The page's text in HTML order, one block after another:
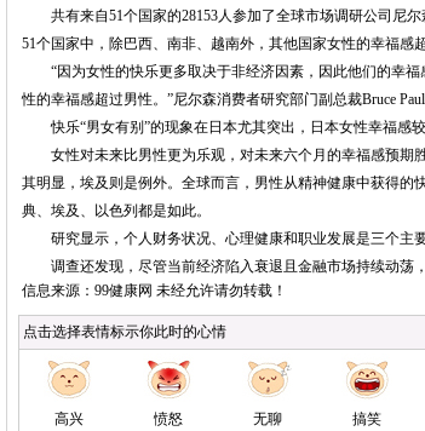
共有来自51个国家的28153人参加了全球市场调研公司尼尔
51个国家中，除巴西、南非、越南外，其他国家女性的幸福感
“因为女性的快乐更多取决于非经济因素，因此他们的幸福
性的幸福感超过男性。”尼尔森消费者研究部门副总裁Bruce Paul
快乐“男女有别”的现象在日本尤其突出，日本女性幸福感较
女性对未来比男性更为乐观，对未来六个月的幸福感预期
其明显，埃及则是例外。全球而言，男性从精神健康中获得
典、埃及、以色列都是如此。
研究显示，个人财务状况、心理健康和职业发展是三个主要
调查还发现，尽管当前经济陷入衰退且金融市场持续动荡，
点击选择表情标示你此时的心情
高兴 愤怒 无聊 搞笑